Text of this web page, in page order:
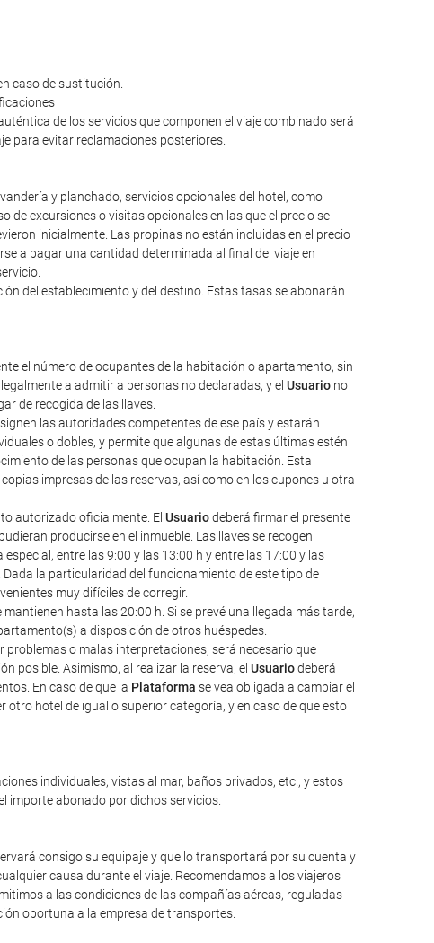
caso de sustitución.
de los servicios que componen el viaje combinado será
para evitar reclamaciones posteriores.
y planchado, servicios opcionales del hotel, como
excursiones o visitas opcionales en las que el precio se
inicialmente. Las propinas no están incluidas en el precio
a pagar una cantidad determinada al final del viaje en
del establecimiento y del destino. Estas tasas se abonarán
el número de ocupantes de la habitación o apartamento, sin
a admitir a personas no declaradas, y el Usuario no
de recogida de las llaves.
las autoridades competentes de ese país y estarán
o dobles, y permite que algunas de estas últimas estén
de las personas que ocupan la habitación. Esta
impresas de las reservas, así como en los cupones u otra
autorizado oficialmente. El Usuariodeberá firmar el presente
producirse en el inmueble. Las llaves se recogen
entre las 9:00 y las 13:00 h y entre las 17:00 y las
la particularidad del funcionamiento de este tipo de
muy difíciles de corregir.
hasta las 20:00 h. Si se prevé una llegada más tarde,
a disposición de otros huéspedes.
o malas interpretaciones, será necesario que
posible. Asimismo, al realizar la reserva, el Usuariodeberá
En caso de que la Plataforma se vea obligada a cambiar el
hotel de igual o superior categoría, y en caso de que esto
individuales, vistas al mar, baños privados, etc., y estos
importe abonado por dichos servicios.
consigo su equipaje y que lo transportará por su cuenta y
causa durante el viaje. Recomendamos a los viajeros
a las condiciones de las compañías aéreas, reguladas
oportuna a la empresa de transportes.